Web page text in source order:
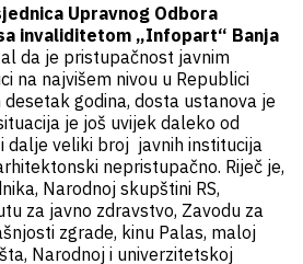
Upravnog Odbora
invaliditetom „Infopart“ Banja
da je pristupačnost javnim
na najvišem nivou u Republici
godina, dosta ustanova je
je još uvijek daleko od
dalje veliki broj javnih institucija
nepristupačno. Riječ je,
Narodnoj skupštini RS,
za javno zdravstvo, Zavodu za
zgrade, kinu Palas, maloj
Narodnoj i univerzitetskoj